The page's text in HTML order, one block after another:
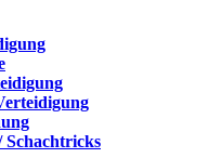
Schachtricks